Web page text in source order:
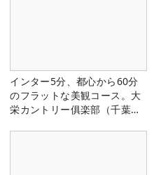
インター5分、都心から60分
のフラットな美観コース。大
栄カントリー俱楽部（千葉